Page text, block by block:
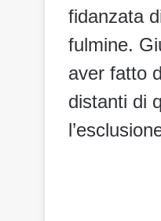
fidanzata
fulmine.
aver fatto
distanti di